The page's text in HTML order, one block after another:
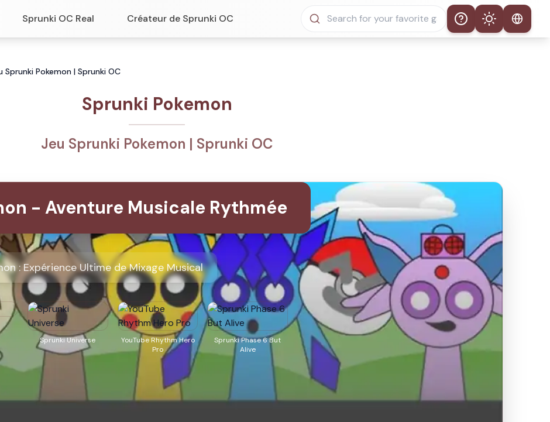
Sprunki OC Real Créateur de Sprunki OC Help Theme
Sprunki Pokemon | Sprunki OC
Sprunki Pokemon
Jeu Sprunki Pokemon | Sprunki OC
- Aventure Musicale Rythmée
: Expérience Ultime de Mixage Musical
Sprunki Universe
YouTube Rhythm Hero
Pro
Sprunki Phase 6 But
Alive